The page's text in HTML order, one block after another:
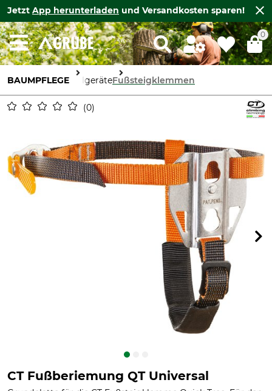
Jetzt App herunterladen und Versandkosten sparen!
0
BAUMPFLEGE SeilgeräteFußsteigklemmen
0
CT Fußberiemung QT Universal